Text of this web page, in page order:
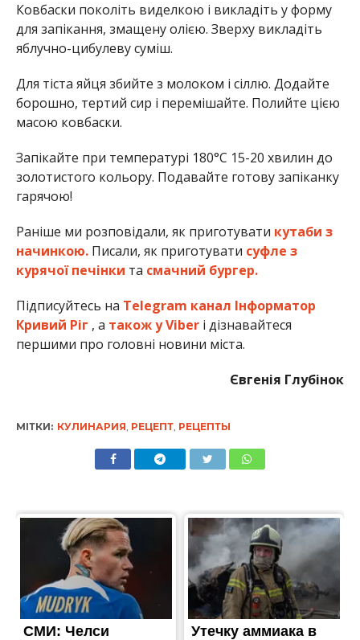
Ковбаски поколіть виделкою і викладіть у форму
для запікання, змащену олією. Зверху викладіть
яблучно-цибулеву суміш.
Для тіста яйця збийте з молоком і сіллю. Додайте
борошно, тертий сир і перемішайте. Полийте цією
масою ковбаски.
Запікайте при температурі 180°C 15-20 хвилин до
золотистого кольору. Подавайте готову запіканку
гарячою!
Раніше ми розповідали, як приготувати кутаби з
начинкою.Писали, як приготувати суфле з
курячої печінки та смачний бургер.
Підписуйтесь на Telegram канал Інформатор
Кривий Ріг , а також у Viberі дізнавайтеся
першими про головні новини міста.
Євгенія Глубінок
МІТКИ: КУЛИНАРИЯ, РЕЦЕПТ, РЕЦЕПТЫ